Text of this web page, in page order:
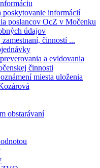
poskytovanie informácií
poslancov OcZ v Močenku
údajov
činností ...
a evidovania
činnosti
miesta uloženia
obstarávaní